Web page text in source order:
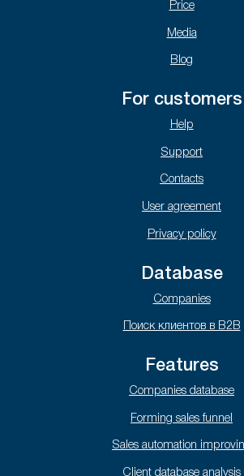
Price
Media
Blog
For customers
Help
Support
Contacts
User agreement
Privacy policy
Database
Companies
Поиск клиентов в B2B
Features
Companies database
Forming sales funnel
Sales automation
Client database analysis